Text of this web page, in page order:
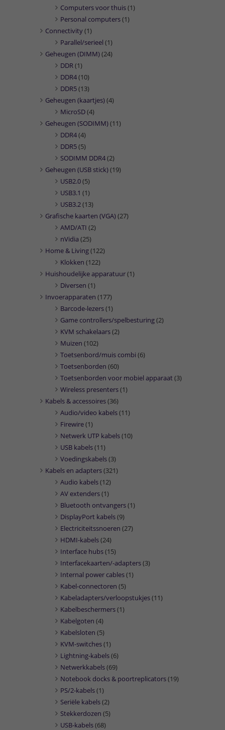
Computers voor thuis(1)
Personal computers(1)
Connectivity(1)
Parallel/serieel (1)
Geheugen (DIMM)(24)
DDR(1)
DDR4(10)
DDR5(13)
Geheugen (kaartjes)(4)
MicroSD(4)
Geheugen (SODIMM)(11)
DDR4(4)
DDR5(5)
SODIMM DDR4(2)
Geheugen (USB stick)(19)
USB2.0(5)
USB3.1 (1)
USB3.2(13)
Grafische kaarten (VGA)(27)
AMD/ATI (2)
nVidia (25)
Home & Living(122)
Klokken (122)
Huishoudelijke apparatuur(1)
Diversen (1)
Invoerapparaten (177)
Barcode-lezers(1)
Game controllers/spelbesturing(2)
KVM schakelaars(2)
Muizen (102)
Toetsenbord/muis combi (6)
Toetsenborden (60)
Toetsenborden voor mobiel apparaat(3)
Wireless presenters(1)
Kabels & accessoires(36)
Audio/video kabels(11)
Firewire(1)
Netwerk UTP kabels(10)
USB kabels(11)
Voedingskabels(3)
Kabels en adapters(321)
Audio kabels(12)
AV extenders(1)
Bluetooth ontvangers(1)
DisplayPort kabels(9)
Electriciteitssnoeren (27)
HDMI-kabels(24)
Interface hubs(15)
Interfacekaarten/-adapters(3)
Internal power cables(1)
Kabel-connectoren (5)
Kabeladapters/verloopstukjes(11)
Kabelbeschermers(1)
Kabelgoten (4)
Kabelsloten (5)
KVM-switches(1)
Lightning-kabels(6)
Netwerkkabels(69)
Notebook docks & poortreplicators(19)
PS/2-kabels(1)
Seriële kabels(2)
Stekkerdozen (5)
USB-kabels(68)